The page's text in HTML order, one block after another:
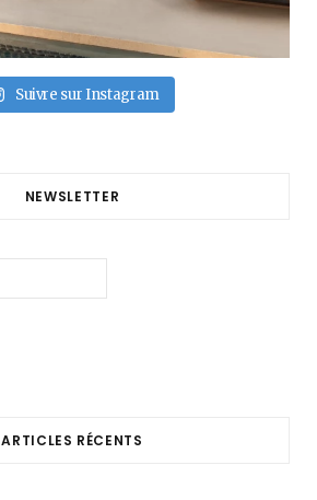
Suivre sur Instagram
NEWSLETTER
ARTICLES RÉCENTS